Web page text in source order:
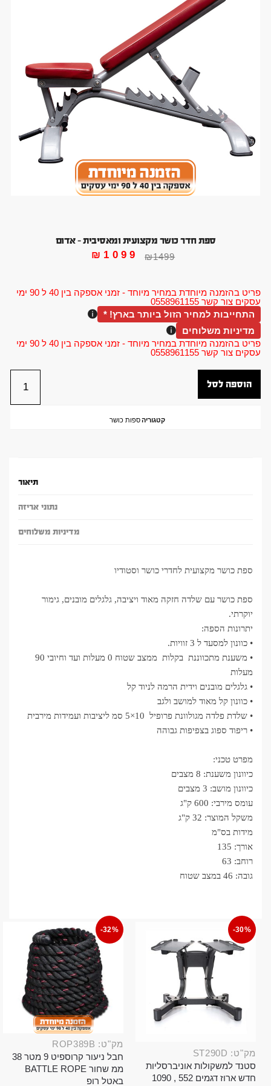
פריט בהזמנה מיוחדת במחיר מיוחד - זמני אספקה בין 40 ל 90 ימי
עסקים צור קשר 0558961155
ספת חדר כושר מקצועית ומאסיבית – אדום
₪1499
₪ 1099
התחייבות למחיר הזול ביותר בארץ! *
מדיניות משלוחים
פריט בהזמנה מיוחדת במחיר מיוחד - זמני אספקה בין 40 ל 90 ימי
עסקים צור קשר 0558961155
הוספה לסל
קטגוריה ספות כושר
תיאור
נתוני אריזה
מדיניות משלוחים
ספת כושר מקצועית לחדרי כושר וסטודיו
ספת כושר עם שלדה חזקה מאוד ויציבה, גלגלים מובנים, גימור
יוקרתי.
יתרונות הספה:
• כוונון למסעד ל 3 זוויות.
• משענת מתכווננת בקלות ממצב שטוח 0 מעלות ועד וחיובי 90
מעלות
• גלגלים מובנים וידית הרמה לניוד קל
• כוונון קל מאוד למושב ולגב
• שלדת פלדה מגולוונת פרופיל 10×5 סמ ליציבות ועמידות מירבית
• ריפוד ספוג בצפיפות גבוהה
מפרט טכני:
כיוונון משענת: 8 מצבים
כיוונון מושב: 3 מצבים
עומס מירבי: 600 ק"ג
משקל המוצר: 32 ק"ג
מידות בס"מ
אורך: 135
רוחב: 63
גובה: 46 במצב שטוח
-30%
מק"ט: ST290D
סטנד למשקולות אוניברסליות
חדש ארוז דגמים 552 , 1090
-32%
מק"ט: ROP389B
חבל ניעור קרוספיט 9 מטר 38
ממ שחור BATTLE ROPE
באטל רופ